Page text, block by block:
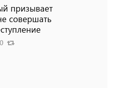
призывает
совершать